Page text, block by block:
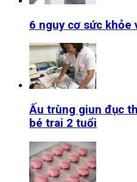
6 nguy cơ sức khỏe
Ấu trùng giun đục
bé trai 2 tuổi